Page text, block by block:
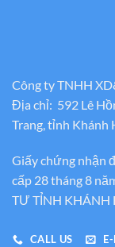
Công ty TNHH
Địa chỉ: 592 Lê
Trang, tỉnh Khánh
Giấy chứng nhận
cấp 28 tháng 8
TƯ TỈNH KHÁNH
CALL US